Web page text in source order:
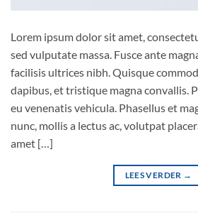
Lorem ipsum dolor sit amet,
sed vulputate massa. Fusce ante
facilisis ultrices nibh. Quisque
dapibus, et tristique magna convallis.
eu venenatis vehicula. Phasellus et
nunc, mollis a lectus ac, volutpat
amet […]
LEES VERDER →